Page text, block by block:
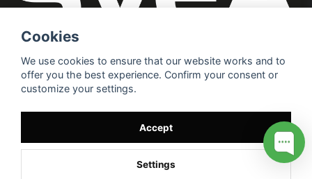
Cookies
We use cookies to ensure that our website works and to
offer you the best experience. Confirm your consent or
customize your settings.
Accept
Settings